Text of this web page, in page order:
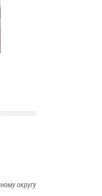
округу